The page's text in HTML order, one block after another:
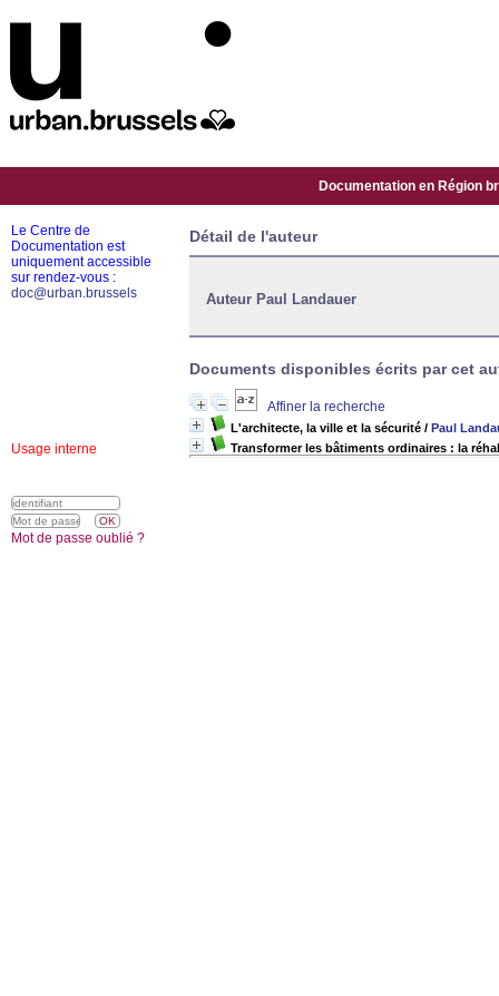
Documentation en Région
Détail de l'auteur
Auteur Paul Landauer
Documents disponibles écrits par cet
Affiner la recherche
L'architecte, la ville et la sécurité / Paul
Transformer les bâtiments ordinaires : la
Le Centre de
Documentation est
uniquement accessible
sur rendez-vous :
doc@urban.brussels
Usage interne
Mot de passe oublié ?